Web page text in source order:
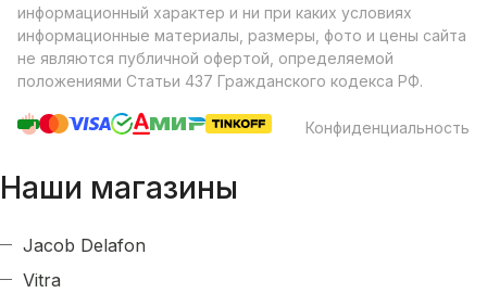
информационный характер и ни при каких условиях
информационные материалы, размеры, фото и цены сайта
не являются публичной офертой, определяемой
положениями Статьи 437 Гражданского кодекса РФ.
Конфиденциальность
Наши магазины
Jacob Delafon
Vitra